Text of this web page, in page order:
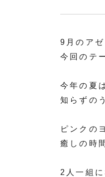
9月のア
今回のテ
今年の夏
知らずの
ピンクの
癒しの時
2人一組